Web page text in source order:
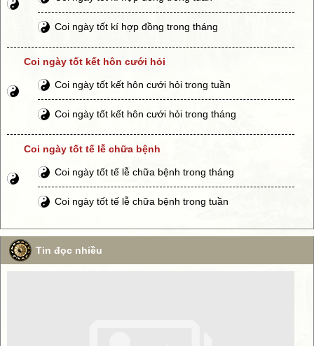
Coi ngày tốt kí hợp đồng trong tháng
Coi ngày tốt kết hôn cưới hỏi
Coi ngày tốt kết hôn cưới hỏi trong tuần
Coi ngày tốt kết hôn cưới hỏi trong tháng
Coi ngày tốt tế lễ chữa bệnh
Coi ngày tốt tế lễ chữa bệnh trong tháng
Coi ngày tốt tế lễ chữa bệnh trong tuần
Tin đọc nhiều